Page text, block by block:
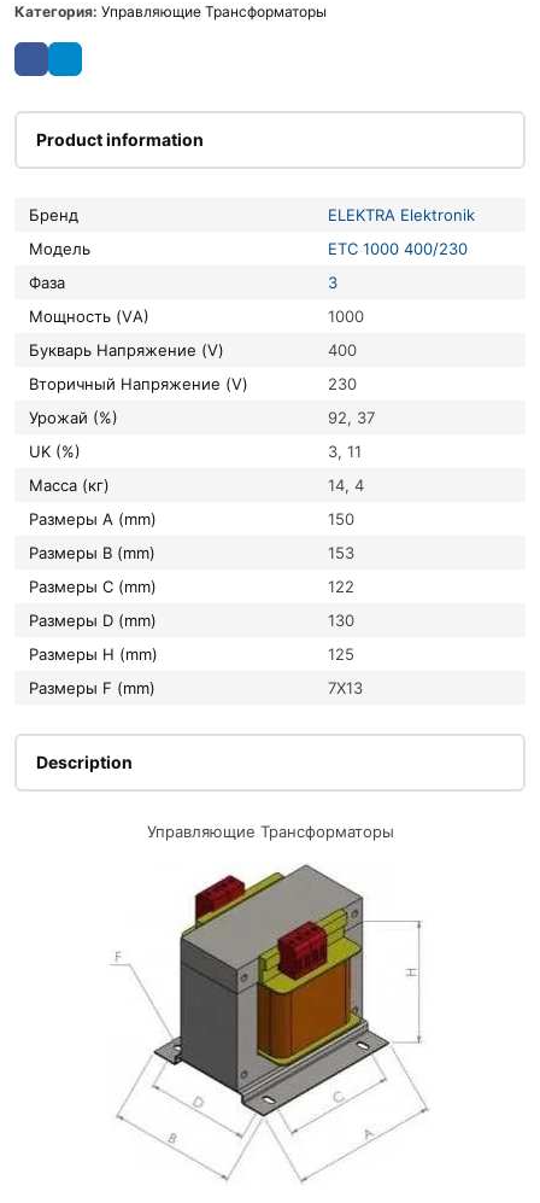
Категория: Управляющие Трансформаторы
Product information
Бренд
ELEKTRA Elektronik
Модель
ETC 1000 400/230
Фаза
3
Мощность (VА)
1000
букварь Напряжение (V)
400
вторичный Напряжение (V)
230
Урожай (%)
92, 37
UK (%)
3, 11
Масса (кг)
14, 4
Размеры A (mm)
150
Размеры B (mm)
153
Размеры C (mm)
122
Размеры D (mm)
130
Размеры H (mm)
125
Размеры F (mm)
7X13
Description
Управляющие Трансформаторы